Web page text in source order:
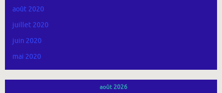
août 2020
juillet 2020
juin 2020
mai 2020
août 2026